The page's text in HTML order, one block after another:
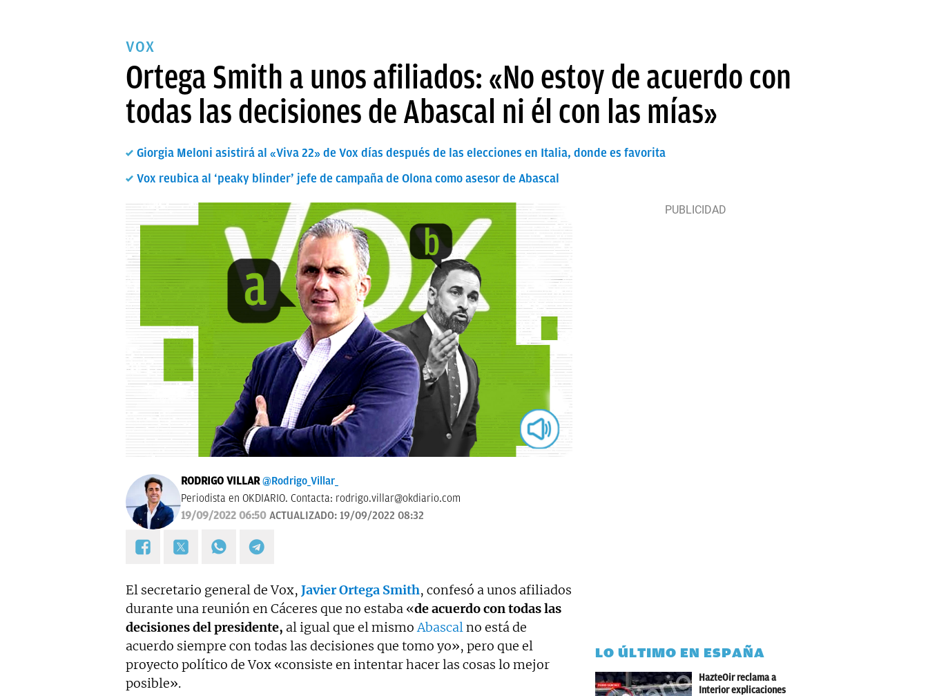
VOX
Ortega Smith a unos afiliados: «No estoy de acuerdo con
todas las decisiones de Abascal ni él con las mías»
Giorgia Meloni asistirá al «Viva 22» de Vox días después de las elecciones en Italia, donde es favorita
Vox reubica al ‘peaky blinder’ jefe de campaña de Olona como asesor de Abascal
RODRIGO VILLAR @Rodrigo_Villar_
Periodista en OKDIARIO. Contacta: rodrigo.villar@okdiario.com
19/09/2022 06:50 ACTUALIZADO: 19/09/2022 08:32
El secretario general de Vox, Javier Ortega Smith, confesó a unos afiliados
durante una reunión en Cáceres que no estaba «de acuerdo con todas las
decisiones del presidente, al igual que el mismo Abascal no está de
acuerdo siempre con todas las decisiones que tomo yo», pero que el
proyecto político de Vox «consiste en intentar hacer las cosas lo mejor
posible».
LO ÚLTIMO EN ESPAÑA
HazteOir reclama a
Interior explicaciones